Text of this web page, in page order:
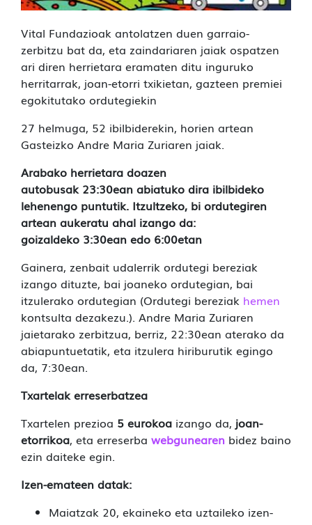
Vital Fundazioak antolatzen duen garraio-
zerbitzu bat da, eta zaindariaren jaiak ospatzen
ari diren herrietara eramaten ditu inguruko
herritarrak, joan-etorri txikietan, gazteen premiei
egokitutako ordutegiekin
27 helmuga, 52 ibilbiderekin, horien artean
Gasteizko Andre Maria Zuriaren jaiak.
Arabako herrietara doazen
autobusak 23:30ean abiatuko dira ibilbideko
lehenengo puntutik. Itzultzeko, bi ordutegiren
artean aukeratu ahal izango da:
goizaldeko 3:30ean edo 6:00etan
Gainera, zenbait udalerrik ordutegi bereziak
izango dituzte, bai joaneko ordutegian, bai
itzulerako ordutegian (Ordutegi bereziak hemen
kontsulta dezakezu.). Andre Maria Zuriaren
jaietarako zerbitzua, berriz, 22:30ean aterako da
abiapuntuetatik, eta itzulera hiriburutik egingo
da, 7:30ean.
Txartelak erreserbatzea
Txartelen prezioa 5 eurokoa izango da, joan-
etorrikoa, eta erreserba webgunearen bidez baino
ezin daiteke egin.
Izen-emateen datak:
Maiatzak 20, ekaineko eta uztaileko izen-